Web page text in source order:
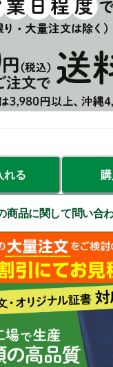
れる
商品に関して問い合